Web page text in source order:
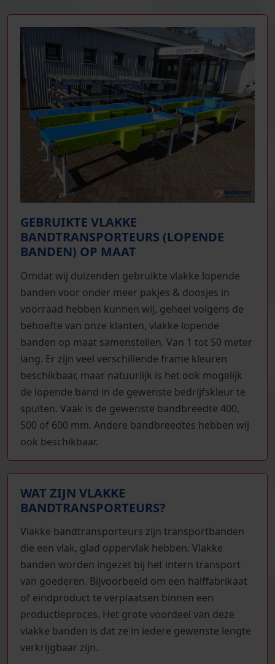
GEBRUIKTE VLAKKE
BANDTRANSPORTEURS (LOPENDE
BANDEN) OP MAAT
Omdat wij duizenden gebruikte vlakke lopende
banden voor onder meer pakjes & doosjes in
voorraad hebben kunnen wij, geheel volgens de
behoefte van onze klanten, vlakke lopende
banden op maat samenstellen. Van 1 tot 50 meter
lang. Er zijn veel verschillende frame kleuren
beschikbaar, maar natuurlijk is het ook mogelijk
de lopende band in de gewenste bedrijfskleur te
spuiten. Vaak is de gewenste bandbreedte 400,
500 of 600 mm. Andere bandbreedtes hebben wij
ook beschikbaar.
WAT ZIJN VLAKKE
BANDTRANSPORTEURS?
Vlakke bandtransporteurs zijn transportbanden
die een vlak, glad oppervlak hebben. Vlakke
banden worden ingezet bij het intern transport
van goederen. Bijvoorbeeld om een halffabrikaat
of eindproduct te verplaatsen binnen een
productieproces. Het grote voordeel van deze
vlakke banden is dat ze in iedere gewenste lengte
verkrijgbaar zijn.